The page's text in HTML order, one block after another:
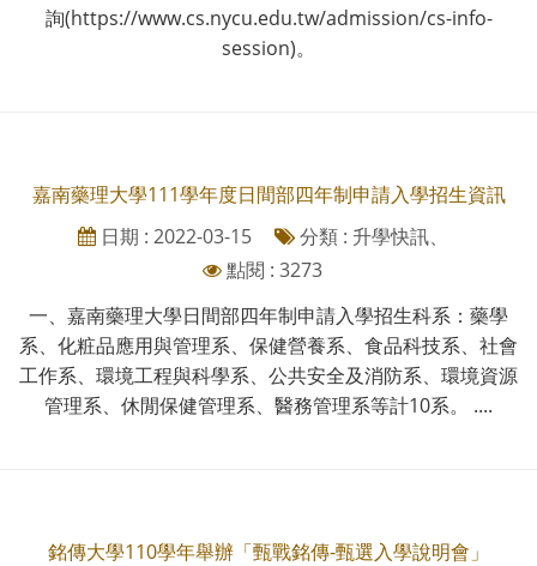
詢(https://www.cs.nycu.edu.tw/admission/cs-info-
session)。
嘉南藥理大學111學年度日間部四年制申請入學招生資訊
日期 : 2022-03-15
分類 : 升學快訊、
點閱 : 3273
一、嘉南藥理大學日間部四年制申請入學招生科系：藥學
系、化粧品應用與管理系、保健營養系、食品科技系、社會
工作系、環境工程與科學系、公共安全及消防系、環境資源
管理系、休閒保健管理系、醫務管理系等計10系。 ....
銘傳大學110學年舉辦「甄戰銘傳-甄選入學說明會」